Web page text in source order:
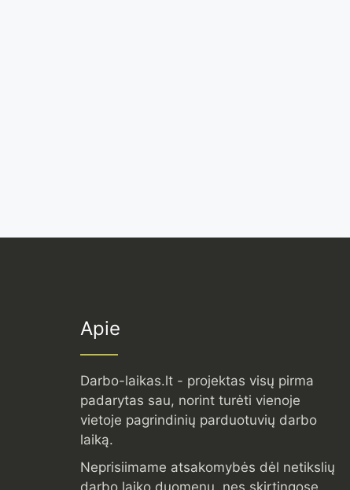
Apie
Darbo-laikas.lt - projektas visų pirma
padarytas sau, norint turėti vienoje
vietoje pagrindinių parduotuvių darbo
laiką.
Neprisiimame atsakomybės dėl netikslių
darbo laiko duomenų, nes skirtingose